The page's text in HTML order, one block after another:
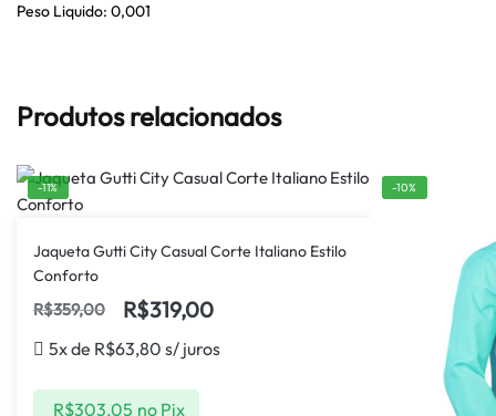
Peso Liquido: 0,001
Produtos relacionados
-11%
Jaqueta Gutti City Casual Corte Italiano Estilo
Conforto
R$359,00 R$319,00
5x de R$63,80 s/ juros
R$303,05 no Pix
-10%